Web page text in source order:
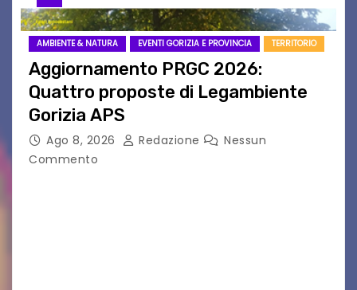
AMBIENTE & NATURA EVENTI GORIZIA E PROVINCIA TERRITORIO
Aggiornamento PRGC 2026:
Quattro proposte di Legambiente
Gorizia APS
Ago 8, 2026 Redazione
Nessun
Commento